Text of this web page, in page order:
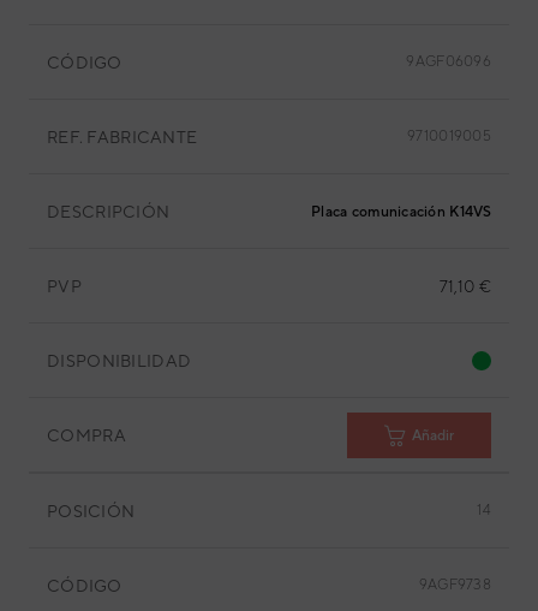
CÓDIGO 9AGF06096
REF. FABRICANTE 9710019005
DESCRIPCIÓN Placa comunicación K14VS-
PVP 71,10 €
DISPONIBILIDAD
COMPRA Añadir
POSICIÓN 14
CÓDIGO 9AGF9738